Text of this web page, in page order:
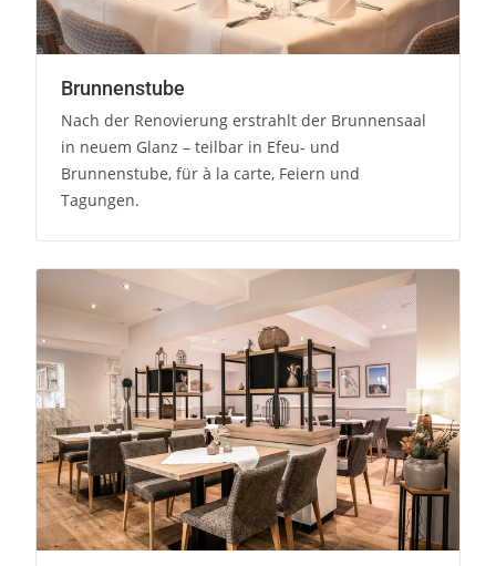
Brunnenstube
Nach der Renovierung erstrahlt der Brunnensaal
in neuem Glanz – teilbar in Efeu- und
Brunnenstube, für à la carte, Feiern und
Tagungen.